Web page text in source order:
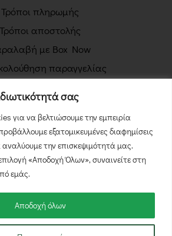
σας
για να βελτιώσουμε την εμπειρία
εξατομικευμένες διαφημίσεις
αναλύουμε την επισκεψιμότητά μας.
«Αποδοχή Όλων», συναινείτε στη
εμάς.
Αποδοχή όλων
Τρόποι πληρωμής
Τρόποι αποστολής
με Box Now
παραγγελίας
Όροι χρήσης
επιστροφών
Υπαναχώρησης
- Με την επιφύλαξη κάθε νόμιμου